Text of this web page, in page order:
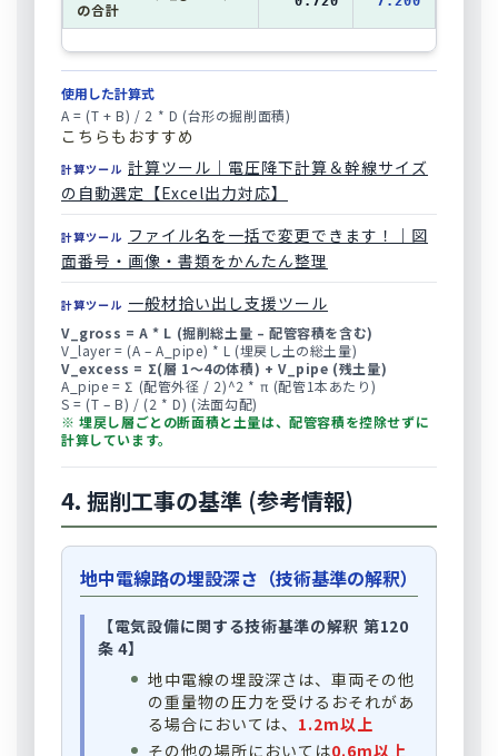
の合計
使用した計算式
A = (T + B) / 2 * D (台形の掘削面積)
こちらもおすすめ
計算ツール 計算ツール｜電圧降下計算＆幹線サイズ
の自動選定【Excel出力対応】
計算ツール ファイル名を一括で変更できます！｜図
面番号・画像・書類をかんたん整理
計算ツール 一般材拾い出し支援ツール
V_gross = A * L (掘削総土量 – 配管容積を含む)
V_layer = (A – A_pipe) * L (埋戻し土の総土量)
V_excess = Σ(層 1〜4の体積) + V_pipe (残土量)
A_pipe = Σ (配管外径 / 2)^2 * π (配管1本あたり)
S = (T – B) / (2 * D) (法面勾配)
※ 埋戻し層ごとの断面積と土量は、配管容積を控除せずに
計算しています。
4. 掘削工事の基準 (参考情報)
地中電線路の埋設深さ（技術基準の解釈）
【電気設備に関する技術基準の解釈 第120
条 4】
地中電線の埋設深さは、車両その他
の重量物の圧力を受けるおそれがあ
る場合においては、 1.2m以上
その他の場所においては0.6m以上